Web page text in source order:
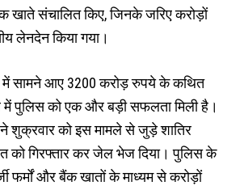
खाते संचालित किए, जिनके जरिए करोड़ों
लेनदेन किया गया।
में सामने आए 3200 करोड़ रुपये के कथित
पुलिस को एक और बड़ी सफलता मिली है।
शुक्रवार को इस मामले से जुड़े शातिर
को गिरफ्तार कर जेल भेज दिया। पुलिस के
फर्मों और बैंक खातों के माध्यम से करोड़ों